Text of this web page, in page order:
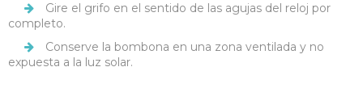
Gire el grifo en el sentido de las agujas del reloj por
completo.
Conserve la bombona en una zona ventilada y no
expuesta a la luz solar.